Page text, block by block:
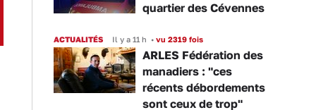
quartier des Cévennes
ACTUALITÉS Il y a 11 h • vu 2319 fois
ARLES Fédération des
manadiers : "ces
récents débordements
sont ceux de trop"